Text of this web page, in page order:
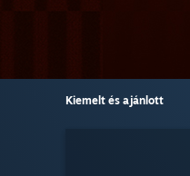
Kiemelt és ajánlott